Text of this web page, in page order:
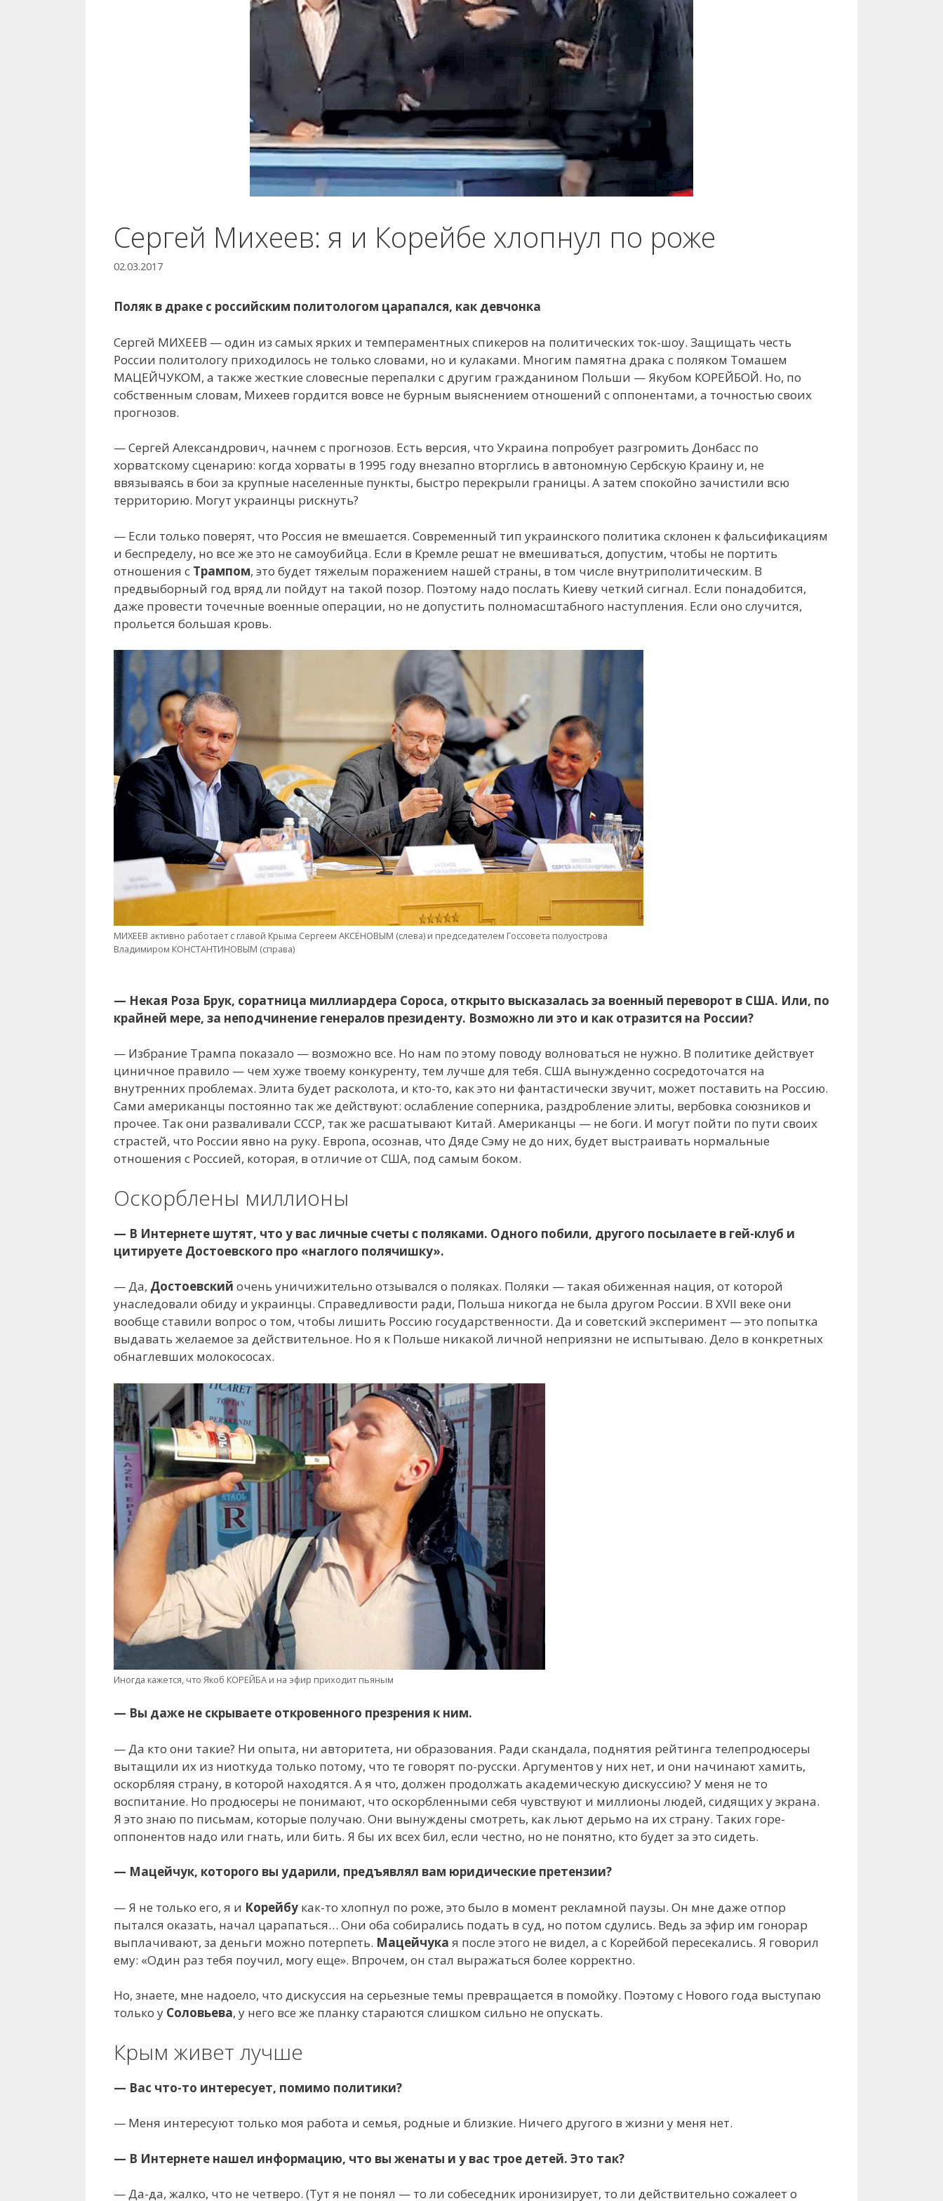
Сергей Михеев: я и Корейбе хлопнул по роже
02.03.2017
Поляк в драке с российским политологом царапался, как девчонка
Сергей МИХЕЕВ — один из самых ярких и темпераментных спикеров на политических ток-шоу. Защищать честь
России политологу приходилось не только словами, но и кулаками. Многим памятна драка с поляком Томашем
МАЦЕЙЧУКОМ, а также жесткие словесные перепалки с другим гражданином Польши — Якубом КОРЕЙБОЙ. Но, по
собственным словам, Михеев гордится вовсе не бурным выяснением отношений с оппонентами, а точностью своих
прогнозов.
— Сергей Александрович, начнем с прогнозов. Есть версия, что Украина попробует разгромить Донбасс по
хорватскому сценарию: когда хорваты в 1995 году внезапно вторглись в автономную Сербскую Краину и, не
ввязываясь в бои за крупные населенные пункты, быстро перекрыли границы. А затем спокойно зачистили всю
территорию. Могут украинцы рискнуть?
— Если только поверят, что Россия не вмешается. Современный тип украинского политика склонен к фальсификациям
и беспределу, но все же это не самоубийца. Если в Кремле решат не вмешиваться, допустим, чтобы не портить
отношения с Трампом, это будет тяжелым поражением нашей страны, в том числе внутриполитическим. В
предвыборный год вряд ли пойдут на такой позор. Поэтому надо послать Киеву четкий сигнал. Если понадобится,
даже провести точечные военные операции, но не допустить полномасштабного наступления. Если оно случится,
прольется большая кровь.
МИХЕЕВ активно работает с главой Крыма Сергеем АКСЁНОВЫМ (слева) и председателем Госсовета полуострова
Владимиром КОНСТАНТИНОВЫМ (справа)
— Некая Роза Брук, соратница миллиардера Сороса, открыто высказалась за военный переворот в США. Или, по
крайней мере, за неподчинение генералов президенту. Возможно ли это и как отразится на России?
— Избрание Трампа показало — возможно все. Но нам по этому поводу волноваться не нужно. В политике действует
циничное правило — чем хуже твоему конкуренту, тем лучше для тебя. США вынужденно сосредоточатся на
внутренних проблемах. Элита будет расколота, и кто-то, как это ни фантастически звучит, может поставить на Россию.
Сами американцы постоянно так же действуют: ослабление соперника, раздробление элиты, вербовка союзников и
прочее. Так они разваливали СССР, так же расшатывают Китай. Американцы — не боги. И могут пойти по пути своих
страстей, что России явно на руку. Европа, осознав, что Дяде Сэму не до них, будет выстраивать нормальные
отношения с Россией, которая, в отличие от США, под самым боком.
Оскорблены миллионы
— В Интернете шутят, что у вас личные счеты с поляками. Одного побили, другого посылаете в гей-клуб и
цитируете Достоевского про «наглого полячишку».
— Да, Достоевский очень уничижительно отзывался о поляках. Поляки — такая обиженная нация, от которой
унаследовали обиду и украинцы. Справедливости ради, Польша никогда не была другом России. В ХVII веке они
вообще ставили вопрос о том, чтобы лишить Россию государственности. Да и советский эксперимент — это попытка
выдавать желаемое за действительное. Но я к Польше никакой личной неприязни не испытываю. Дело в конкретных
обнаглевших молокососах.
Иногда кажется, что Якоб КОРЕЙБА и на эфир приходит пьяным
— Вы даже не скрываете откровенного презрения к ним.
— Да кто они такие? Ни опыта, ни авторитета, ни образования. Ради скандала, поднятия рейтинга телепродюсеры
вытащили их из ниоткуда только потому, что те говорят по-русски. Аргументов у них нет, и они начинают хамить,
оскорбляя страну, в которой находятся. А я что, должен продолжать академическую дискуссию? У меня не то
воспитание. Но продюсеры не понимают, что оскорбленными себя чувствуют и миллионы людей, сидящих у экрана.
Я это знаю по письмам, которые получаю. Они вынуждены смотреть, как льют дерьмо на их страну. Таких горе-
оппонентов надо или гнать, или бить. Я бы их всех бил, если честно, но не понятно, кто будет за это сидеть.
— Мацейчук, которого вы ударили, предъявлял вам юридические претензии?
— Я не только его, я и Корейбу как-то хлопнул по роже, это было в момент рекламной паузы. Он мне даже отпор
пытался оказать, начал царапаться… Они оба собирались подать в суд, но потом сдулись. Ведь за эфир им гонорар
выплачивают, за деньги можно потерпеть. Мацейчука я после этого не видел, а с Корейбой пересекались. Я говорил
ему: «Один раз тебя поучил, могу еще». Впрочем, он стал выражаться более корректно.
Но, знаете, мне надоело, что дискуссия на серьезные темы превращается в помойку. Поэтому с Нового года выступаю
только у Соловьева, у него все же планку стараются слишком сильно не опускать.
Крым живет лучше
— Вас что-то интересует, помимо политики?
— Меня интересуют только моя работа и семья, родные и близкие. Ничего другого в жизни у меня нет.
— В Интернете нашел информацию, что вы женаты и у вас трое детей. Это так?
— Да-да, жалко, что не четверо. (Тут я не понял — то ли собеседник иронизирует, то ли действительно сожалеет о